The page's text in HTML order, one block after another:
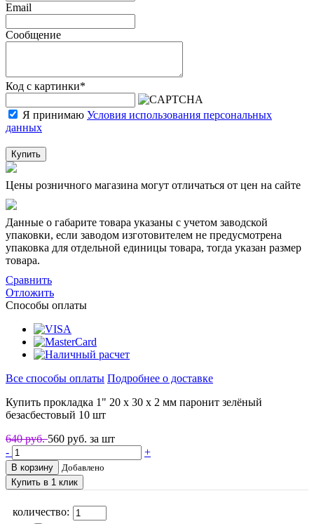
Email
Сообщение
Код с картинки*
Я принимаю Условия использования персональных
данных
Купить
Цены розничного магазина могут отличаться от цен на сайте
Данные о габарите товара указаны с учетом заводской
упаковки, если заводом изготовителем не предусмотрена
упаковка для отдельной единицы товара, тогда указан размер
товара.
Сравнить
Отложить
Способы оплаты
Все способы оплаты Подробнее о доставке
Купить прокладка 1" 20 х 30 х 2 мм паронит зелёный
безасбестовый 10 шт
640 руб.560 руб. за шт
-
+
В корзину
Добавлено
Купить в 1 клик
количество: